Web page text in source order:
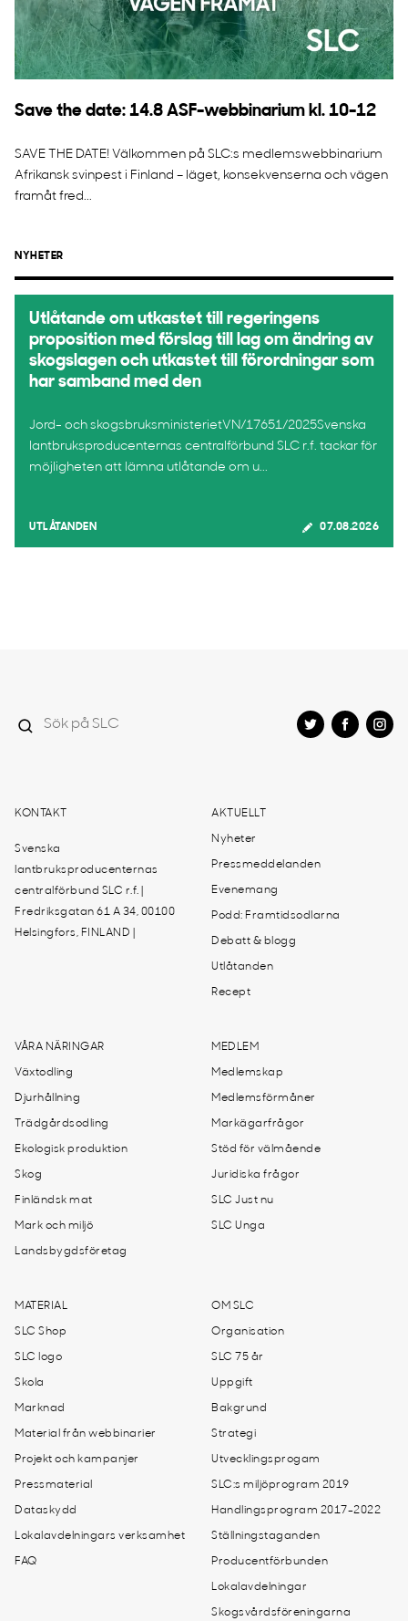
Save the date: 14.8 ASF-webbinarium kl. 10-12
SAVE THE DATE! Välkommen på SLC:s medlemswebbinarium
Afrikansk svinpest i Finland – läget, konsekvenserna och vägen
framåt fred...
NYHETER
Utlåtande om utkastet till regeringens
proposition med förslag till lag om ändring av
skogslagen och utkastet till förordningar som
har samband med den
Jord- och skogsbruksministerietVN/17651/2025Svenska
lantbruksproducenternas centralförbund SLC r.f. tackar för
möjligheten att lämna utlåtande om u...
UTLÅTANDEN 07.08.2026
KONTAKT
Svenska
lantbruksproducenternas
centralförbund SLC r.f. |
Fredriksgatan 61 A 34, 00100
Helsingfors, FINLAND |
AKTUELLT
Nyheter
Pressmeddelanden
Evenemang
Podd: Framtidsodlarna
Debatt & blogg
Utlåtanden
Recept
VÅRA NÄRINGAR
Växtodling
Djurhållning
Trädgårdsodling
Ekologisk produktion
Skog
Finländsk mat
Mark och miljö
Landsbygdsföretag
MEDLEM
Medlemskap
Medlemsförmåner
Markägarfrågor
Stöd för välmående
Juridiska frågor
SLC Just nu
SLC Unga
MATERIAL
SLC Shop
SLC logo
Skola
Marknad
Material från webbinarier
Projekt och kampanjer
Pressmaterial
Dataskydd
Lokalavdelningars verksamhet
FAQ
OM SLC
Organisation
SLC 75 år
Uppgift
Bakgrund
Strategi
Utvecklingsprogam
SLC:s miljöprogram 2019
Handlingsprogram 2017-2022
Ställningstaganden
Producentförbunden
Lokalavdelningar
Skogsvårdsföreningarna